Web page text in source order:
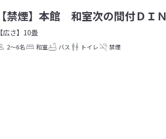
【禁煙】本館 和室次の間付ＤＩＮ
【広さ】10畳
2～6名 和室 バス トイレ 禁煙